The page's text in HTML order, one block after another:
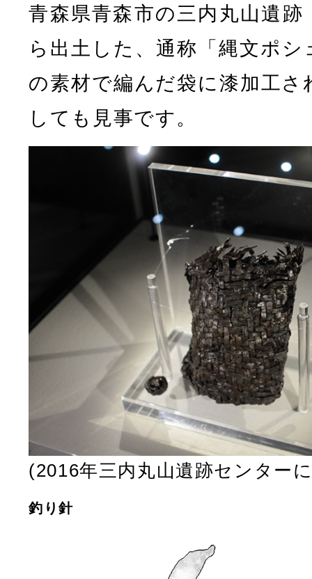
青森県青森市の三内丸山遺跡
ら出土した、通称「縄文ポ
の素材で編んだ袋に漆加工
しても見事です。
(2016年三内丸山遺跡センター
釣り針